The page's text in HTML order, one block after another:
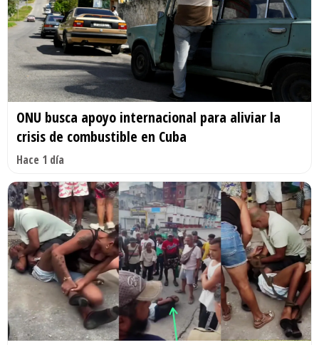
ONU busca apoyo internacional para aliviar la
crisis de combustible en Cuba
Hace 1 día